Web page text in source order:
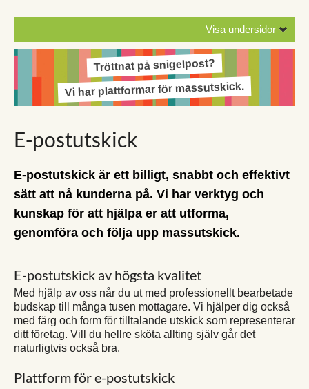
Visa undersidor
Tröttnat på snigelpost?
Vi har plattformar för massutskick.
E-postutskick
E-postutskick är ett billigt, snabbt och effektivt
sätt att nå kunderna på. Vi har verktyg och
kunskap för att hjälpa er att utforma,
genomföra och följa upp massutskick.
E-postutskick av högsta kvalitet
Med hjälp av oss når du ut med professionellt bearbetade
budskap till många tusen mottagare. Vi hjälper dig också
med färg och form för tilltalande utskick som representerar
ditt företag. Vill du hellre sköta allting själv går det
naturligtvis också bra.
Plattform för e-postutskick